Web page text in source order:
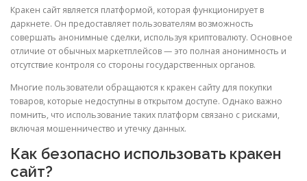
Кракен сайт является платформой, которая функционирует в
даркнете. Он предоставляет пользователям возможность
совершать анонимные сделки, используя криптовалюту. Основное
отличие от обычных маркетплейсов — это полная анонимность и
отсутствие контроля со стороны государственных органов.
Многие пользователи обращаются к кракен сайту для покупки
товаров, которые недоступны в открытом доступе. Однако важно
помнить, что использование таких платформ связано с рисками,
включая мошенничество и утечку данных.
Как безопасно использовать кракен
сайт?